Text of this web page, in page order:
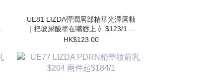
UE81 LIZDA彈潤唇部精華光澤唇釉
｜把玻尿酸塗在嘴唇上💧 $123/1 兩
支起$110/1
HK$123.00